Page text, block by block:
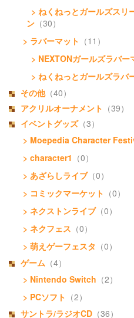
> ねくねっとガールズスリ
ン （30）
> ラバーマット （11）
> NEXTONガールズラバー
> ねくねっとガールズラバ
その他（40）
アクリルオーナメント （39）
イベントグッズ（3）
> Moepedia Character
> character1 （0）
> あざらしライブ（0）
> コミックマーケット （0）
> ネクストンライブ（0）
> ネクフェス （0）
> 萌えゲーフェスタ （0）
ゲーム （4）
> Nintendo Switch （2）
> PCソフト （2）
サントラ/ラジオCD （36）